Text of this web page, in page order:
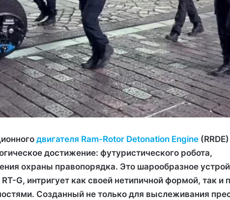
двигателя Ram-Rotor Detonation Engine
достижение: футуристического робота,
охраны правопорядка. Это шарообразное
G, интригует как своей нетипичной формой, так
Созданный не только для выслеживания